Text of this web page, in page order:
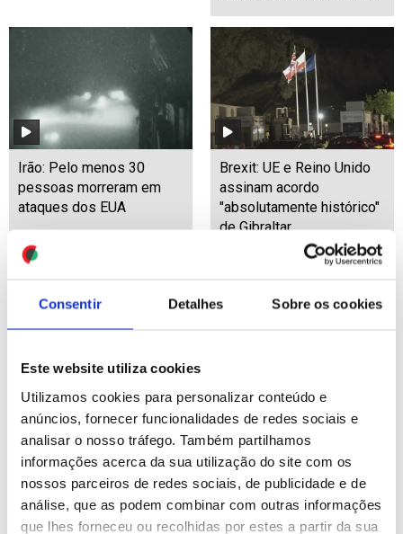
Consentir Detalhes Sobre os cookies
Este website utiliza cookies
Utilizamos cookies para personalizar conteúdo e
anúncios, fornecer funcionalidades de redes sociais e
analisar o nosso tráfego. Também partilhamos
informações acerca da sua utilização do site com os
nossos parceiros de redes sociais, de publicidade e de
análise, que as podem combinar com outras informações
que lhes forneceu ou recolhidas por estes a partir da sua
Irão: Pelo menos 30
pessoas morreram em
ataques dos EUA
ID: 47465722
Brexit: UE e Reino Unido
assinam acordo
"absolutamente histórico"
de Gibraltar
Date: 15/07/2026 12:25
Naufrágio de embarcação
junto à Ilha de Alcatraz
faz um morto e três
desaparecidos
ID: 47465606 Date: 15/07/2026 12:16
ONU: Farhan Haq apela a
financiamento urgente e
flexível para o Sudão face
a combates e surto de
cólera